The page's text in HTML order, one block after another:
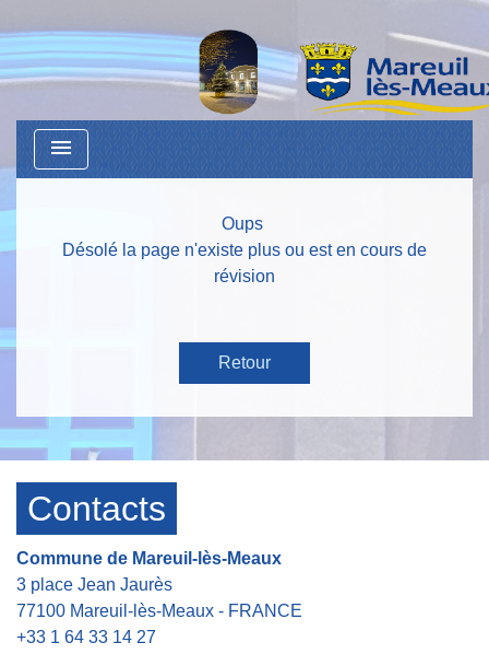
menu
Oups
Désolé la page n'existe plus ou est en cours de
révision
Retour
Contacts
Commune de Mareuil-lès-Meaux
3 place Jean Jaurès
77100 Mareuil-lès-Meaux - FRANCE
+33 1 64 33 14 27